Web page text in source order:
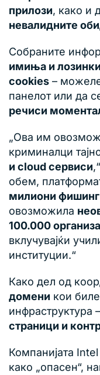
прилози, како и
невалидните
Собраните
имиња и
cookies –
панелот или да
речиси
„Ова им
криминалци
и cloud сервиси
обем,
милиони фишинг
овозможила
100.000
вклучувајќи
институции.“
Како дел од
домени кои
инфраструктура
страници и
Компанијата
како „опасен“,